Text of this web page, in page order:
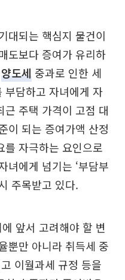
대되는 핵심지 물건이
도보다 증여가 유리하
양도세 중과로 인한 세
부담하고 자녀에게 자
주택 가격이 고점 대
이 되는 증여가액 산정
를 자극하는 요인으로
녀에게 넘기는 ‘부담부
주목받고 있다.
앞서 고려해야 할 변
뿐만 아니라 취득세 중
이월과세 규정 등을